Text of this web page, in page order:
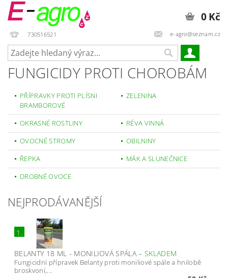
730516521 e-agro@seznam.cz
0 Kč
FUNGICIDY PROTI CHOROBÁM
PŘÍPRAVKY PROTI PLÍSNI
BRAMBOROVÉ
ZELENINA
OKRASNÉ ROSTLINY
RÉVA VINNÁ
OVOCNÉ STROMY
OBILNINY
ŘEPKA
MÁK A SLUNEČNICE
DROBNÉ OVOCE
NEJPRODÁVANĚJŠÍ
1.
BELANTY 18 ML - MONILIOVÁ SPÁLA–SKLADEM
Fungicidní přípravek Belanty proti moniliové spále a hnilobě
broskvoní,...